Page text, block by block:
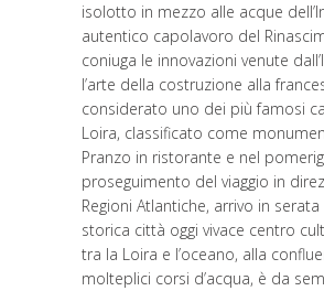
isolotto in mezzo alle acque
autentico capolavoro del
coniuga le innovazioni venute
l’arte della costruzione alla
considerato uno dei più famosi
Loira, classificato come
Pranzo in ristorante e nel
proseguimento del viaggio in
Regioni Atlantiche, arrivo in serata
storica città oggi vivace centro
tra la Loira e l’oceano, alla
molteplici corsi d’acqua, è da